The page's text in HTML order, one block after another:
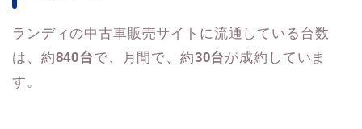
ランディの中古車販売サイトに流通している台数
は、約840台で、月間で、約30台が成約していま
す。